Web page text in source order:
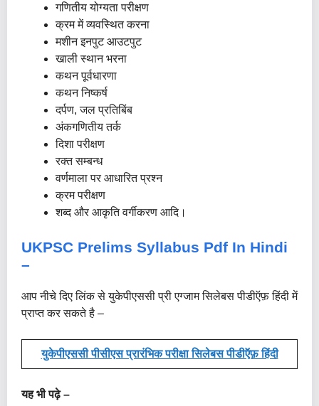
गणितीय योग्यता परीक्षण
क्रम में व्यवस्थित करना
मशीन इनपुट आउटपुट
खाली स्‍थान भरना
कथन पूर्वधारणा
कथन निष्कर्ष
दर्पण, जल प्रतिबिंब
अंकगणितीय तर्क
दिशा परीक्षण
रक्त सम्बन्ध
वर्णमाला पर आधारित प्रश्न
क्रम परीक्षण
शब्द और आकृति वर्गीकरण आदि।
UKPSC Prelims Syllabus Pdf In Hindi
–
आप नीचे दिए लिंक से युकेपीएससी प्री एग्जाम सिलेबस पीडीऍफ़ हिंदी में
प्राप्त कर सकते है –
युकेपीएससी पीसीएस प्रारंभिक परीक्षा सिलेबस पीडीऍफ़ हिंदी
यह भी पढ़े –